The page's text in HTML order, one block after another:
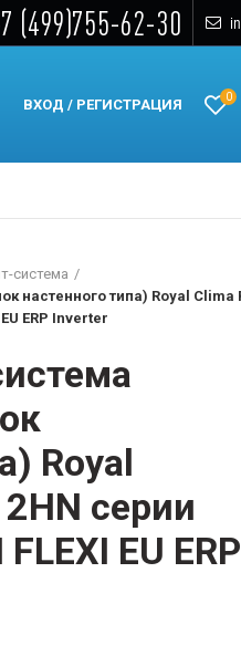
(499)755-62-30
ВХОД / РЕГИСТРАЦИЯ 0
система
настенного типа) Royal Clima
ERP Inverter
Royal
серии
EU ERP